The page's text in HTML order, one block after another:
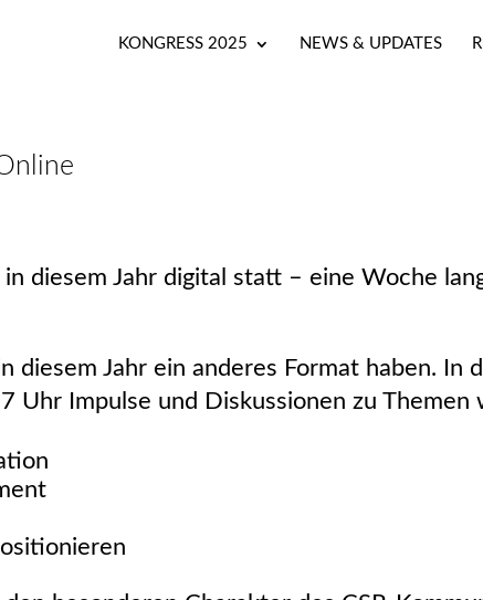
KONGRESS 2025 NEWS & UPDATES
diesem Jahr digital statt – eine Woche
diesem Jahr ein anderes Format haben. In
Uhr Impulse und Diskussionen zu Themen